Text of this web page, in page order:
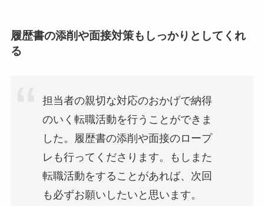
履歴書の添削や面接対策もしっかりとしてくれ
る
担当者の親切な対応のおかげで納得
のいく転職活動を行うことができま
した。履歴書の添削や面接のロープ
レも行ってくださります。もしまた
転職活動をすることがあれば、次回
も必ずお願いしたいと思います。